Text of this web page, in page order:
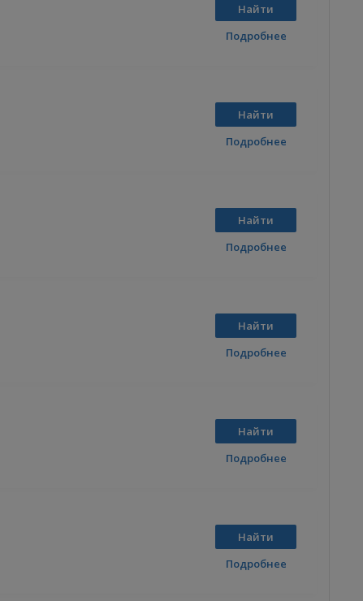
Найти
Подробнее
Найти
Подробнее
Найти
Подробнее
Найти
Подробнее
Найти
Подробнее
Найти
Подробнее